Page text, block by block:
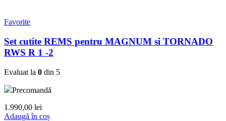
Favorite
Set cutite REMS pentru MAGNUM si TORNADO
RWS R 1 -2
Evaluat la 0 din 5
Precomandă
1.990,00 lei
Adaugă în coș